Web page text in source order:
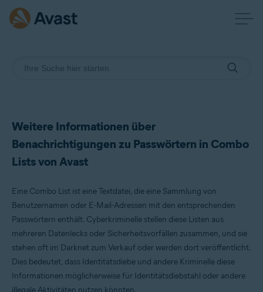
Weitere Informationen über
Benachrichtigungen zu Passwörtern in Combo
Lists von Avast
Eine Combo List ist eine Textdatei, die eine Sammlung von
Benutzernamen oder E-Mail-Adressen mit den entsprechenden
Passwörtern enthält. Cyberkriminelle stellen diese Listen aus
mehreren Datenlecks oder Sicherheitsvorfällen zusammen, und sie
stehen oft im Darknet zum Verkauf oder werden dort veröffentlicht.
Dies bedeutet, dass Identitätsdiebe und andere Kriminelle diese
Informationen möglicherweise für Identitätsdiebstahl oder andere
illegale Aktivitäten nutzen könnten.